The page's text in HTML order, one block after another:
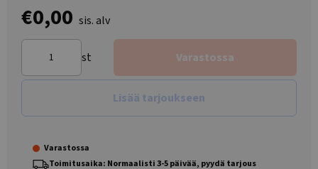
€0,00 sis. alv
st Varastossa
Lisää tarjoukseen
Varastossa
Toimitusaika: Normaalisti 3-5 päivää, pyydä tarjous